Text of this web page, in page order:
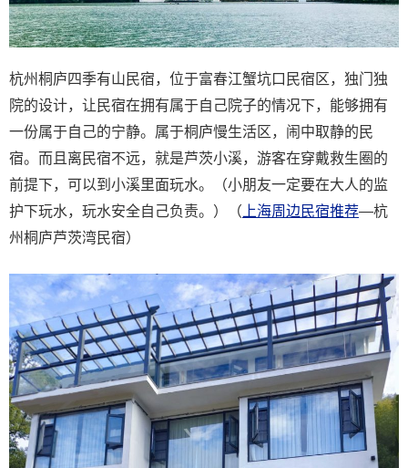
杭州桐庐四季有山民宿，位于富春江蟹坑口民宿区，独门独
院的设计，让民宿在拥有属于自己院子的情况下，能够拥有
一份属于自己的宁静。属于桐庐慢生活区，闹中取静的民
宿。而且离民宿不远，就是芦茨小溪，游客在穿戴救生圈的
前提下，可以到小溪里面玩水。（小朋友一定要在大人的监
护下玩水，玩水安全自己负责。）（ 上海周边民宿推荐—杭
州桐庐芦茨湾民宿）